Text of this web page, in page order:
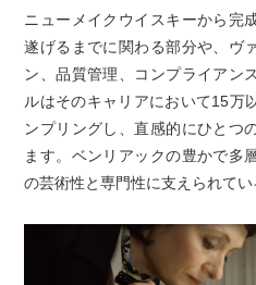
ニューメイクウイスキーから完
遂げるまでに関わる部分や、ヴ
ン、品質管理、コンプライアン
ルはそのキャリアにおいて15万
ンプリングし、直感的にひとつ
ます。ベンリアックの豊かで多
の芸術性と専門性に支えられてい